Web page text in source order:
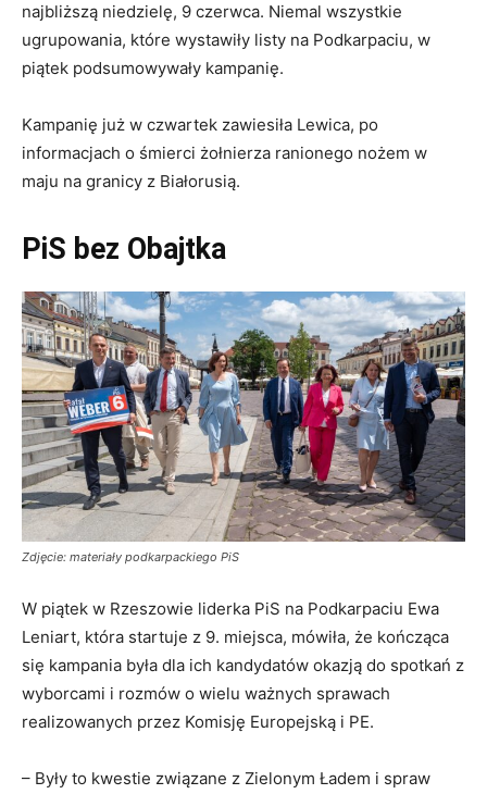
najbliższą niedzielę, 9 czerwca. Niemal wszystkie
ugrupowania, które wystawiły listy na Podkarpaciu, w
piątek podsumowywały kampanię.
Kampanię już w czwartek zawiesiła Lewica, po
informacjach o śmierci żołnierza ranionego nożem w
maju na granicy z Białorusią.
PiS bez Obajtka
Zdjęcie: materiały podkarpackiego PiS
W piątek w Rzeszowie liderka PiS na Podkarpaciu Ewa
Leniart, która startuje z 9. miejsca, mówiła, że kończąca
się kampania była dla ich kandydatów okazją do spotkań z
wyborcami i rozmów o wielu ważnych sprawach
realizowanych przez Komisję Europejską i PE.
– Były to kwestie związane z Zielonym Ładem i spraw